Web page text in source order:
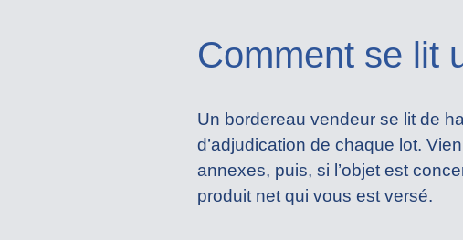
Comment se lit
Un bordereau vendeur se lit de
d’adjudication de chaque lot.
annexes, puis, si l’objet est
produit net qui vous est versé.